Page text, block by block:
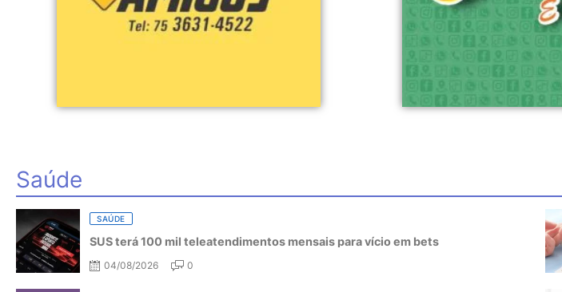
Saúde
SAÚDE
SUS terá 100 mil teleatendimentos mensais para vício em bets
04/08/2026 0